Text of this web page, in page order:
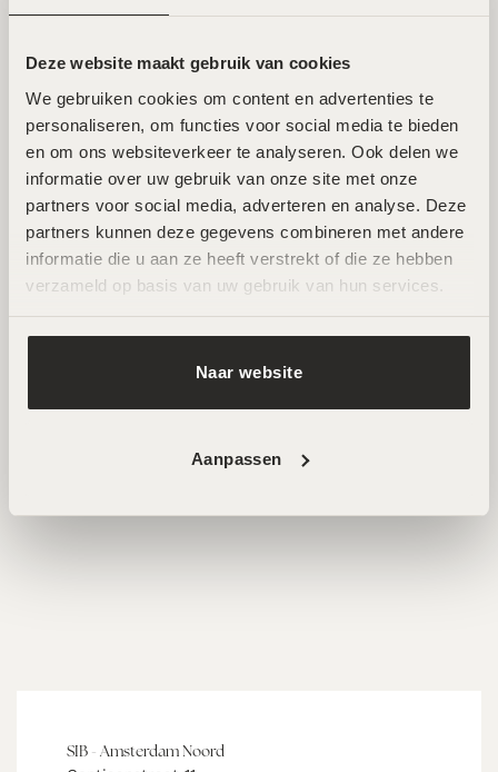
Deze website maakt gebruik van cookies
We gebruiken cookies om content en advertenties te
personaliseren, om functies voor social media te bieden
en om ons websiteverkeer te analyseren. Ook delen we
informatie over uw gebruik van onze site met onze
partners voor social media, adverteren en analyse. Deze
partners kunnen deze gegevens combineren met andere
informatie die u aan ze heeft verstrekt of die ze hebben
verzameld op basis van uw gebruik van hun services.
Naar website
Aanpassen
Wij ontvangen je graag in een van onze twee
hoogwaardige salons in Amsterdam Noord en Zuid.
Hier werken ervaren specialisten met de nieuwste
technieken voor huidverbetering. Beide locaties zijn
goed bereikbaar en beschikken over
parkeermogelijkheden.
AFSPRAAK MAKEN
SIB - Amsterdam Noord